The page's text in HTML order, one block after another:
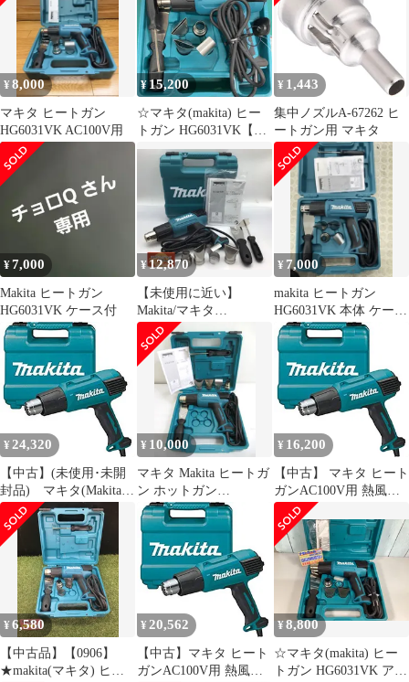
¥8,000
マキタ ヒートガン
HG6031VK AC100V用
¥ 15,200
☆マキタ(makita) ヒー
トガン HG6031VK【戸
田店】
¥ 1,443
集中ノズルA-67262 ヒ
ートガン用 マキタ
¥7,000
Makita ヒートガン
HG6031VK ケース付
¥12,870
【未使用に近い】
Makita/マキタ
HG6031VK ☆ ヒートガ
ン [IT_I3NI0][知立]
[M04]
¥ 7,000
makita ヒートガン
HG6031VK 本体 ケース
付
¥ 24,320
【中古】(未使用･未開
封品) マキタ(Makita)
ヒートガン 単相交流
100V 1200W HG6031VK
6k88evb
¥ 10,000
マキタ Makita ヒートガ
ン ホットガン
HG6031VK 2024年製 中
国製 中古■
¥ 16,200
【中古】 マキタ ヒート
ガンAC100V用 熱風温
度50-550度 HG6031VK
¥6,580
【中古品】【0906】
★makita(マキタ) ヒー
¥ 20,562
【中古】マキタ ヒート
ガンAC100V用 熱風温
¥8,800
☆マキタ(makita) ヒー
トガン HG6031VK アク